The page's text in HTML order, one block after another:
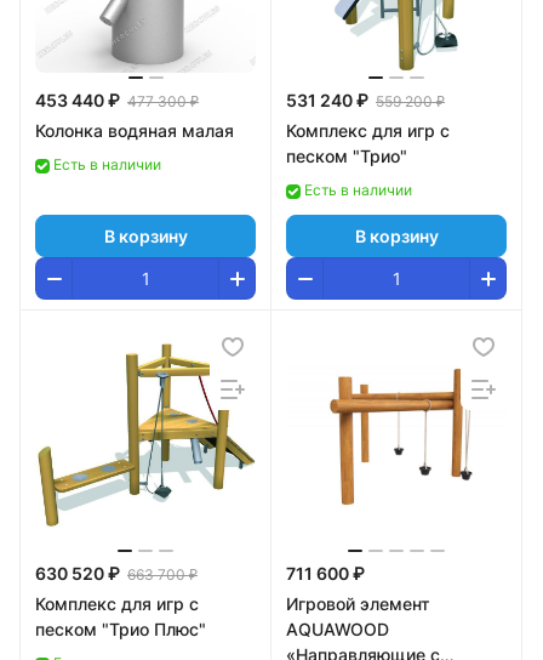
453 440 ₽ 477 300 ₽
Колонка водяная малая
Есть в наличии
В корзину
531 240 ₽ 559 200 ₽
Комплекс для игр с
песком "Трио"
Есть в наличии
В корзину
630 520 ₽ 663 700 ₽
Комплекс для игр с
песком "Трио Плюс"
711 600 ₽
Игровой элемент
AQUAWOOD
«Направляющие с